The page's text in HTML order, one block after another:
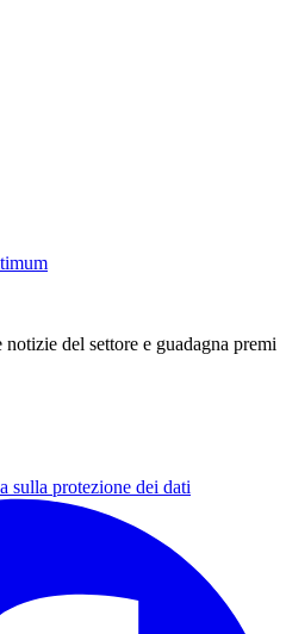
del settore e guadagna premi
sulla protezione dei dati